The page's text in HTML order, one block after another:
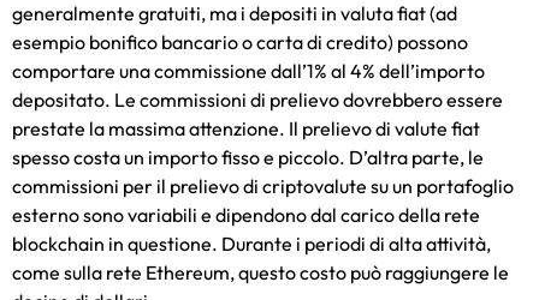
generalmente gratuiti, ma i depositi in valuta fiat (ad
esempio bonifico bancario o carta di credito) possono
comportare una commissione dall’1% al 4% dell’importo
depositato. Le commissioni di prelievo dovrebbero essere
prestate la massima attenzione. Il prelievo di valute fiat
spesso costa un importo fisso e piccolo. D’altra parte, le
commissioni per il prelievo di criptovalute su un portafoglio
esterno sono variabili e dipendono dal carico della rete
blockchain in questione. Durante i periodi di alta attività,
come sulla rete Ethereum, questo costo può raggiungere le